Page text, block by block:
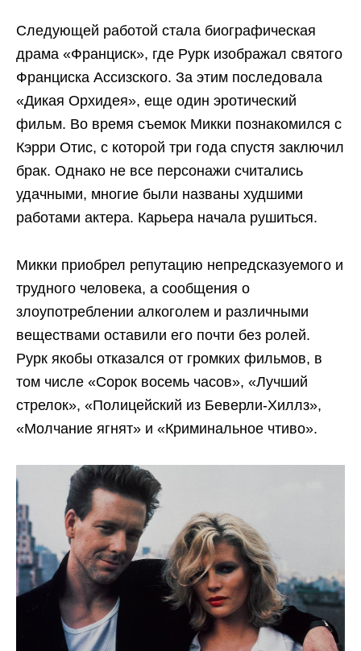
Следующей работой стала биографическая
драма «Франциск», где Рурк изображал святого
Франциска Ассизского. За этим последовала
«Дикая Орхидея», еще один эротический
фильм. Во время съемок Микки познакомился с
Кэрри Отис, с которой три года спустя заключил
брак. Однако не все персонажи считались
удачными, многие были названы худшими
работами актера. Карьера начала рушиться.
Микки приобрел репутацию непредсказуемого и
трудного человека, а сообщения о
злоупотреблении алкоголем и различными
веществами оставили его почти без ролей.
Рурк якобы отказался от громких фильмов, в
том числе «Сорок восемь часов», «Лучший
стрелок», «Полицейский из Беверли-Хиллз»,
«Молчание ягнят» и «Криминальное чтиво».